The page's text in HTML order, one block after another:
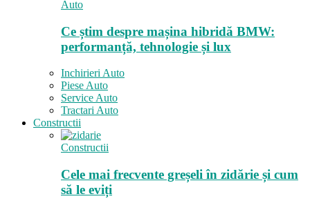
Auto
Ce știm despre mașina hibridă BMW:
performanță, tehnologie și lux
Inchirieri Auto
Piese Auto
Service Auto
Tractari Auto
Constructii
Constructii
Cele mai frecvente greșeli în zidărie și cum
să le eviți